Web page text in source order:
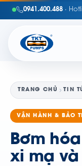
0941.400.488 ·
TRANG CHỦ TIN
VẬN HÀNH & BẢO
Bơm
xi mạ và